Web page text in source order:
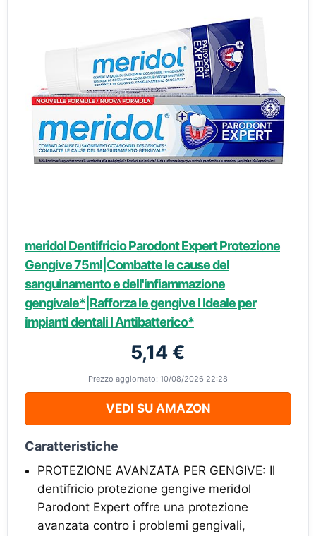
meridol Dentifricio Parodont Expert Protezione
Gengive 75ml|Combatte le cause del
sanguinamento e dell'infiammazione
gengivale*|Rafforza le gengive I Ideale per
impianti dentali I Antibatterico*
5,14 €
Prezzo aggiornato: 10/08/2026 22:28
VEDI SU AMAZON
Caratteristiche
PROTEZIONE AVANZATA PER GENGIVE: Il
dentifricio protezione gengive meridol
Parodont Expert offre una protezione
avanzata contro i problemi gengivali,